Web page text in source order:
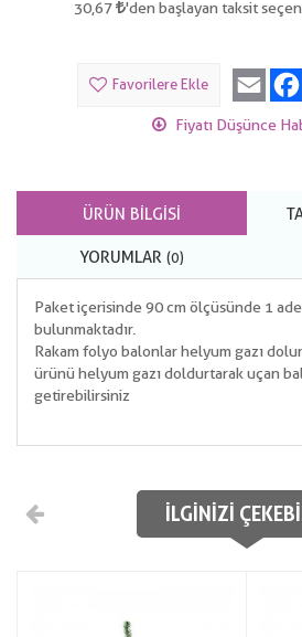
30,67 'den başlayan taksit
Favorilere Ekle Email
Fiyatı Düşünce
ÜRÜN BILGISI
YORUMLAR (0)
Paket içerisinde 90 cm ölçüsünde 1
bulunmaktadır.
Rakam folyo balonlar helyum gazı
ürünü helyum gazı doldurtarak uçan
getirebilirsiniz
İLGINIZI